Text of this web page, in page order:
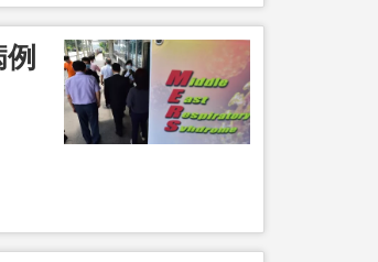
例